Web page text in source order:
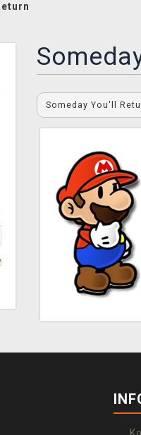
Someday You'll